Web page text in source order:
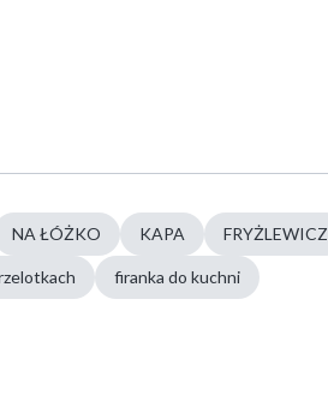
NA ŁÓŻKO KAPA FRYŻLEWICZ
firanka do kuchni